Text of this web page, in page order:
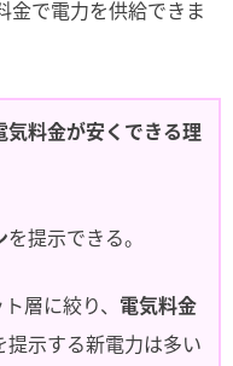
金で電力を供給できま
料金が安くできる理
を提示できる。
層に絞り、 電気料金
提示する新電力は多い